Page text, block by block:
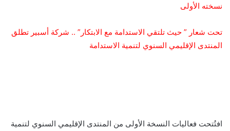
نسخته الأولى
تحت شعار ” حيث تلتقي الاستدامة مع الابتكار” .. شركة أسبير تطلق
المنتدى الإقليمي السنوي لتنمية الاستدامة
افتُتحت فعاليات النسخة الأولى من المنتدى الإقليمي السنوي لتنمية